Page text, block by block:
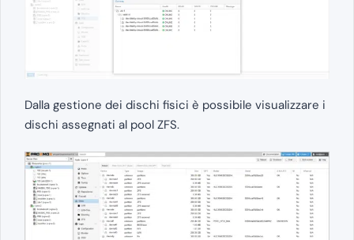
Dalla gestione dei dischi fisici è possibile visualizzare i
dischi assegnati al pool ZFS.